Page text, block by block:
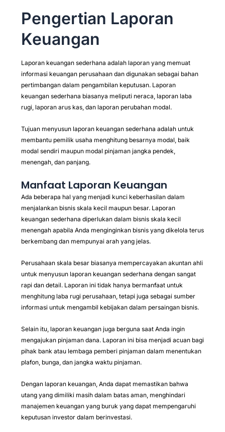
Pengertian Laporan
Keuangan
Laporan keuangan sederhana adalah laporan yang memuat
informasi keuangan perusahaan dan digunakan sebagai bahan
pertimbangan dalam pengambilan keputusan. Laporan
keuangan sederhana biasanya meliputi neraca, laporan laba
rugi, laporan arus kas, dan laporan perubahan modal.
Tujuan menyusun laporan keuangan sederhana adalah untuk
membantu pemilik usaha menghitung besarnya modal, baik
modal sendiri maupun modal pinjaman jangka pendek,
menengah, dan panjang.
Manfaat Laporan Keuangan
Ada beberapa hal yang menjadi kunci keberhasilan dalam
menjalankan bisnis skala kecil maupun besar. Laporan
keuangan sederhana diperlukan dalam bisnis skala kecil
menengah apabila Anda menginginkan bisnis yang dikelola terus
berkembang dan mempunyai arah yang jelas.
Perusahaan skala besar biasanya mempercayakan akuntan ahli
untuk menyusun laporan keuangan sederhana dengan sangat
rapi dan detail. Laporan ini tidak hanya bermanfaat untuk
menghitung laba rugi perusahaan, tetapi juga sebagai sumber
informasi untuk mengambil kebijakan dalam persaingan bisnis.
Selain itu, laporan keuangan juga berguna saat Anda ingin
mengajukan pinjaman dana. Laporan ini bisa menjadi acuan bagi
pihak bank atau lembaga pemberi pinjaman dalam menentukan
plafon, bunga, dan jangka waktu pinjaman.
Dengan laporan keuangan, Anda dapat memastikan bahwa
utang yang dimiliki masih dalam batas aman, menghindari
manajemen keuangan yang buruk yang dapat mempengaruhi
keputusan investor dalam berinvestasi.